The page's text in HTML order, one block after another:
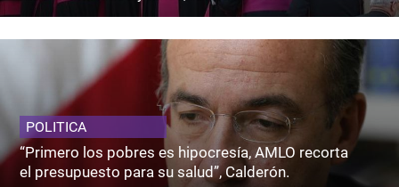
POLITICA
“Primero los pobres es hipocresía, AMLO recorta
el presupuesto para su salud”, Calderón.